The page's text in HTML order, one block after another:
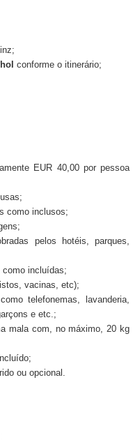
conforme o itinerário;
EUR 40,00 por pessoa
como inclusos;
pelos hotéis, parques,
como incluídas;
vacinas, etc);
telefonemas, lavanderia,
e etc.;
mala com, no máximo, 20 kg
ou opcional.